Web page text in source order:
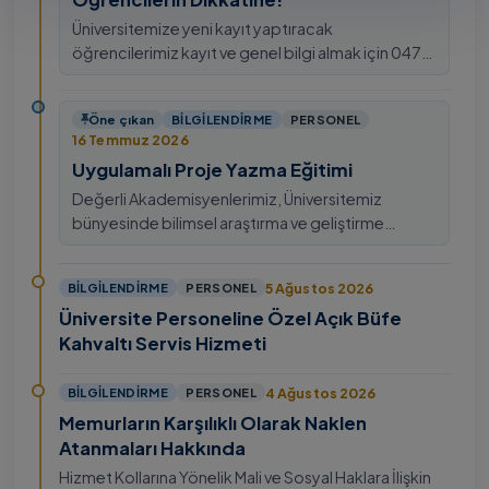
Üniversitemize yeni kayıt yaptıracak
öğrencilerimiz kayıt ve genel bilgi almak için 0478
Öne çıkan BILGILENDIRME PERSONEL
16 Temmuz 2026
Uygulamalı Proje Yazma Eğitimi
Değerli Akademisyenlerimiz, Üniversitemiz
bünyesinde bilimsel araştırma ve geliştirme
BILGILENDIRME PERSONEL 5 Ağustos 2026
Üniversite Personeline Özel Açık Büfe
Kahvaltı Servis Hizmeti
BILGILENDIRME PERSONEL 4 Ağustos 2026
Memurların Karşılıklı Olarak Naklen
Atanmaları Hakkında
Hizmet Kollarına Yönelik Mali ve Sosyal Haklara İlişkin